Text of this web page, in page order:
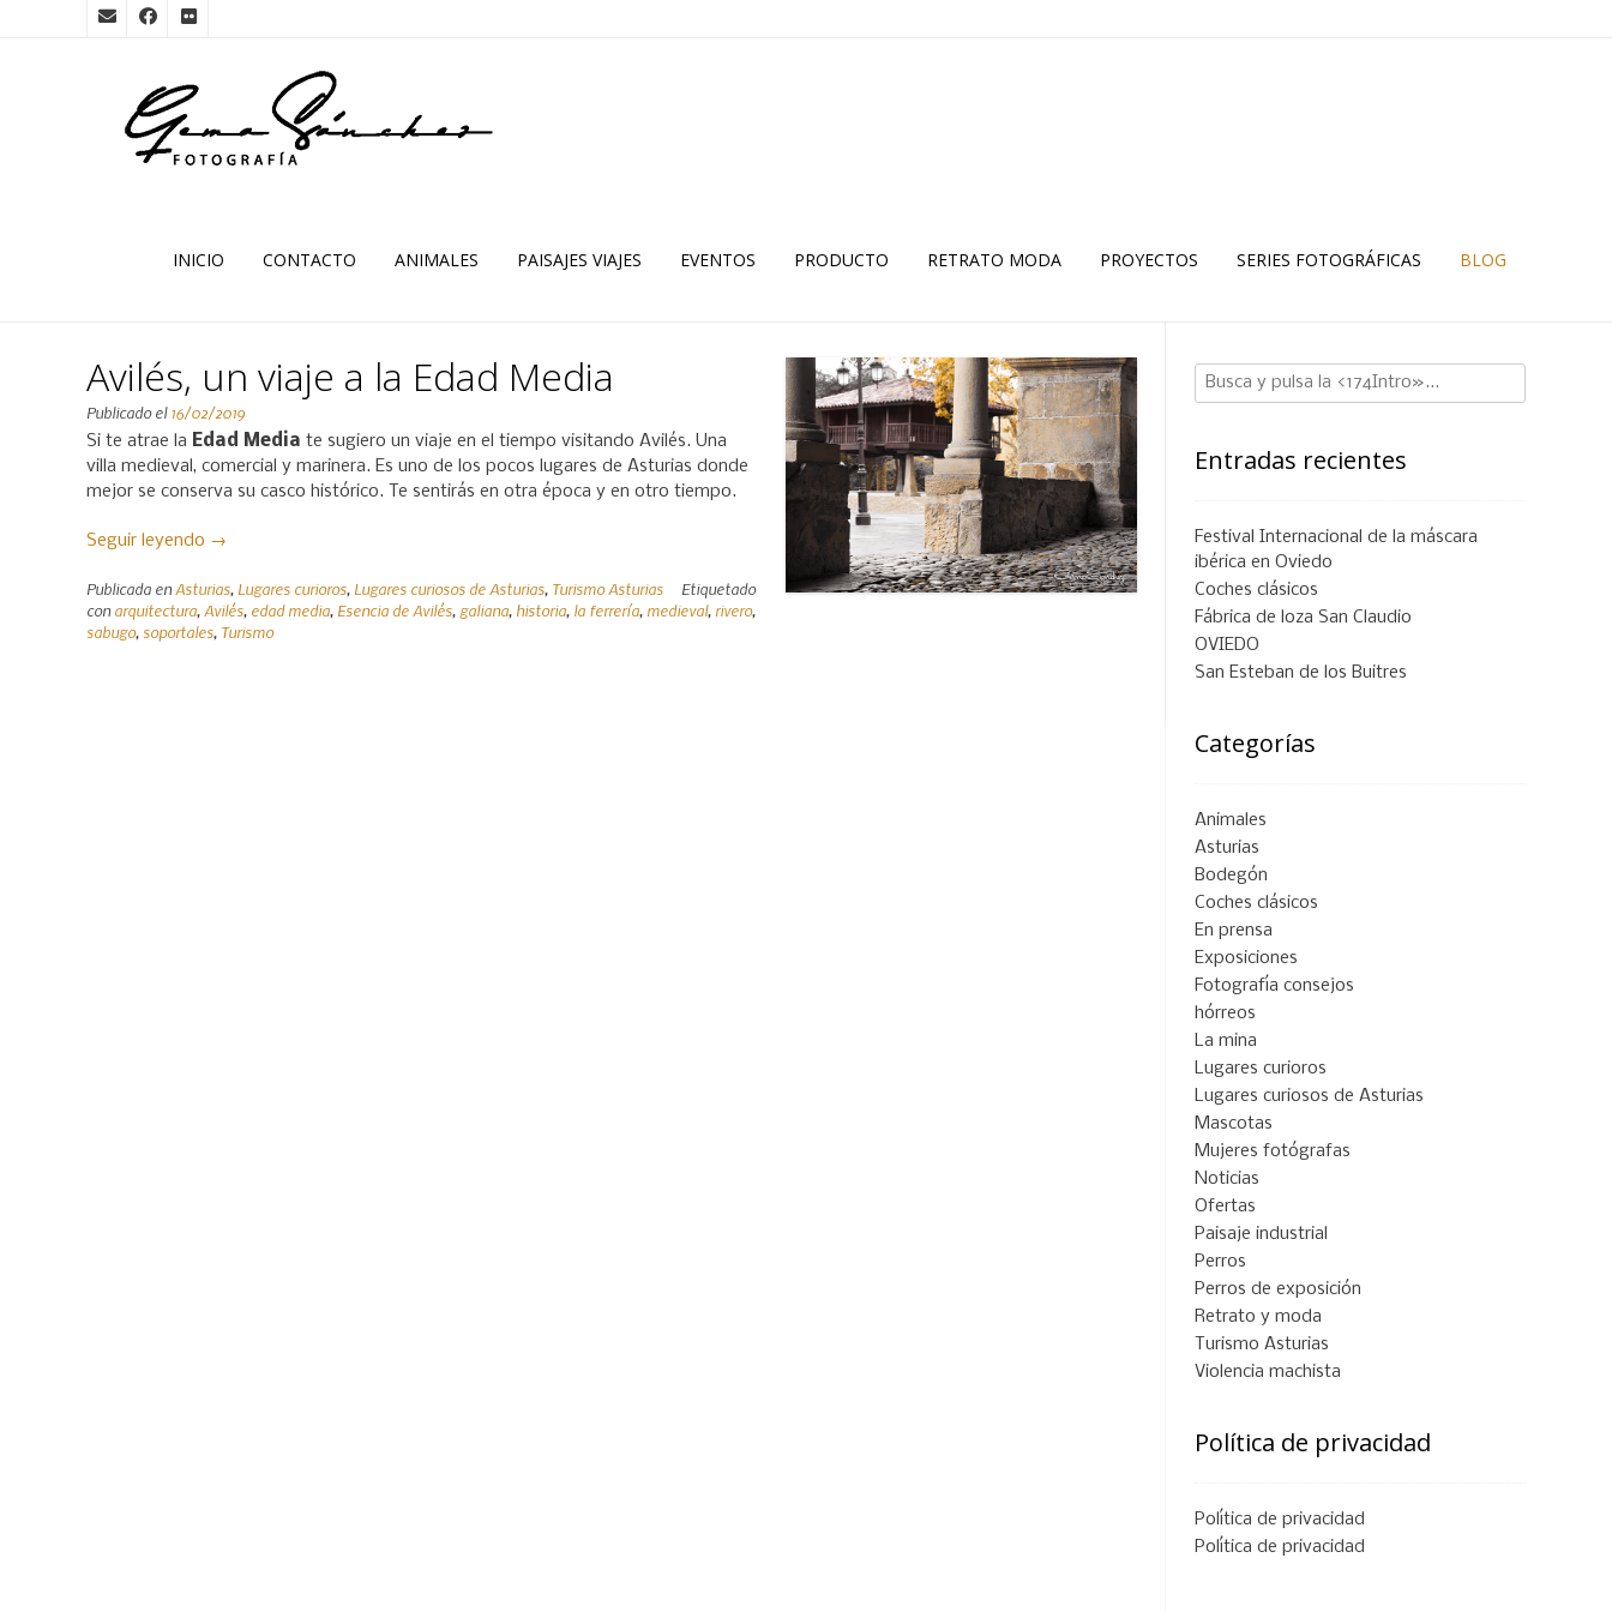
INICIO CONTACTO ANIMALES PAISAJES VIAJES EVENTOS PRODUCTO RETRATO MODA PROYECTOS SERIES FOTOGRÁFICAS BLOG
Avilés, un viaje a la Edad Media
Publicado el16/02/2019
Si te atrae la Edad Media te sugiero un viaje en el tiempo visitando Avilés. Una
villa medieval, comercial y marinera. Es uno de los pocos lugares de Asturias donde
mejor se conserva su casco histórico. Te sentirás en otra época y en otro tiempo.
Seguir leyendo «Avilés,
viaje
a
la
→
Publicada en Asturias, Lugares curioros, Lugares curiosos de Asturias, Turismo Asturias
Etiquetado
con arquitectura, Avilés, edad media, Esencia de Avilés, galiana, historia, la ferrería, medieval, rivero,
sabugo, soportales, Turismo
Entradas recientes
Festival Internacional de la máscara
ibérica en Oviedo
Coches clásicos
Fábrica de loza San Claudio
OVIEDO
San Esteban de los Buitres
Categorías
Animales
Asturias
Bodegón
Coches clásicos
En prensa
Exposiciones
Fotografía consejos
hórreos
La mina
Lugares curioros
Lugares curiosos de Asturias
Mascotas
Mujeres fotógrafas
Noticias
Ofertas
Paisaje industrial
Perros
Perros de exposición
Retrato y moda
Turismo Asturias
Violencia machista
Política de privacidad
Política de privacidad
Política de privacidad